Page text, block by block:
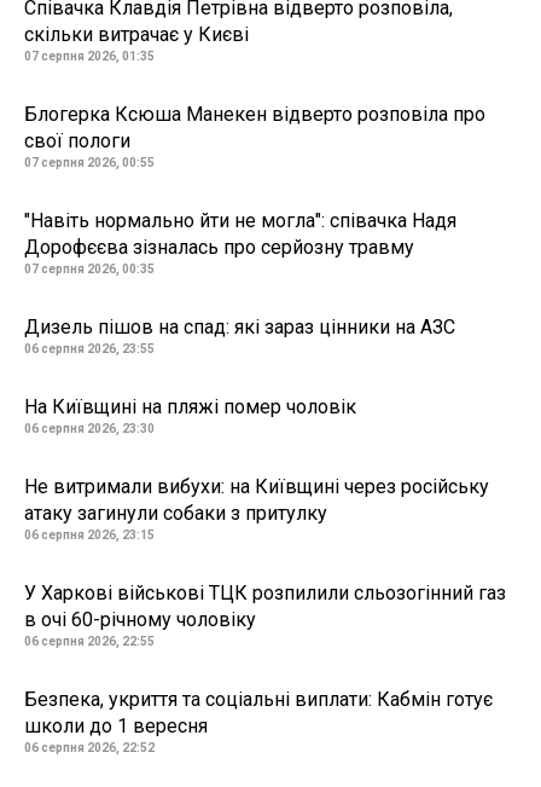
Співачка Клавдія Петрівна відверто розповіла,
скільки витрачає у Києві
07 серпня 2026, 01:35
Блогерка Ксюша Манекен відверто розповіла про
свої пологи
07 серпня 2026, 00:55
"Навіть нормально йти не могла": співачка Надя
Дорофєєва зізналась про серйозну травму
07 серпня 2026, 00:35
Дизель пішов на спад: які зараз цінники на АЗС
06 серпня 2026, 23:55
На Київщині на пляжі помер чоловік
06 серпня 2026, 23:30
Не витримали вибухи: на Київщині через російську
атаку загинули собаки з притулку
06 серпня 2026, 23:15
У Харкові військові ТЦК розпилили сльозогінний газ
в очі 60-річному чоловіку
06 серпня 2026, 22:55
Безпека, укриття та соціальні виплати: Кабмін готує
школи до 1 вересня
06 серпня 2026, 22:52